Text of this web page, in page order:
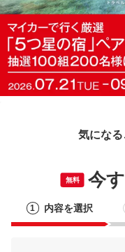
気になる
無料 今
1 内容を選択